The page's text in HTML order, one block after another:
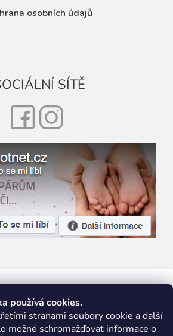
používá cookies.
stranami soubory cookie a další
možné schromažďovat informace o
osobních údajů
SÍTĚ
FacebookInstagram